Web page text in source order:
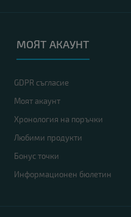
МОЯТ АКАУНТ
GDPR съгласие
Моят акаунт
Хронология на поръчки
Любими продукти
Бонус точки
Информационен бюлетин